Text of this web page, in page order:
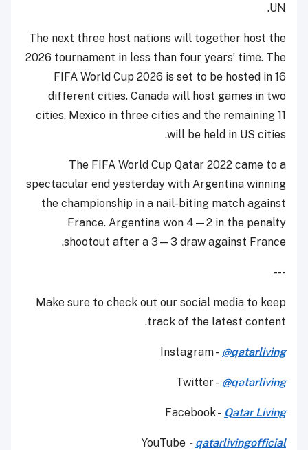
UN.
The next three host nations will together host the
2026 tournament in less than four years’ time. The
FIFA World Cup 2026 is set to be hosted in 16
different cities. Canada will host games in two
cities, Mexico in three cities and the remaining 11
will be held in US cities.
The FIFA World Cup Qatar 2022 came to a
spectacular end yesterday with Argentina winning
the championship in a nail-biting match against
France. Argentina won 4—2 in the penalty
shootout after a 3—3 draw against France.
---
Make sure to check out our social media to keep
track of the latest content.
Instagram - @qatarliving
Twitter - @qatarliving
Facebook - Qatar Living
YouTube - qatarlivingofficial